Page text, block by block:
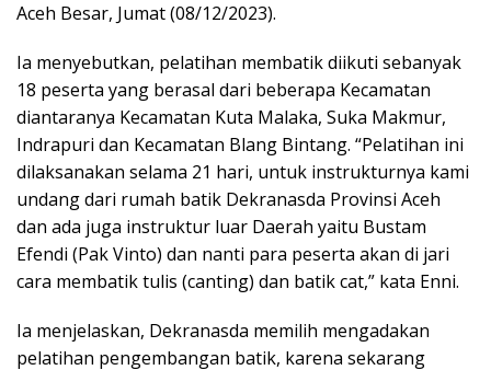
Aceh Besar, Jumat (08/12/2023).
Ia menyebutkan, pelatihan membatik diikuti sebanyak
18 peserta yang berasal dari beberapa Kecamatan
diantaranya Kecamatan Kuta Malaka, Suka Makmur,
Indrapuri dan Kecamatan Blang Bintang. “Pelatihan ini
dilaksanakan selama 21 hari, untuk instrukturnya kami
undang dari rumah batik Dekranasda Provinsi Aceh
dan ada juga instruktur luar Daerah yaitu Bustam
Efendi (Pak Vinto) dan nanti para peserta akan di jari
cara membatik tulis (canting) dan batik cat,” kata Enni.
Ia menjelaskan, Dekranasda memilih mengadakan
pelatihan pengembangan batik, karena sekarang